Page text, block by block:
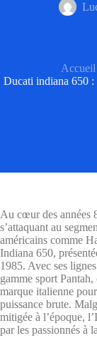
Accueil
Ducati indiana 650 :
Au cœur des années
s’attaquant au
américains comme
Indiana 650,
1985. Avec ses
gamme sport
marque italienne
puissance brute.
mitigée à l’époque,
par les passionnés à